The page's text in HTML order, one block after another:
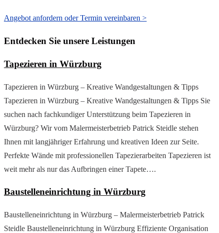
Angebot anfordern oder Termin vereinbaren >
Entdecken Sie unsere Leistungen
Tapezieren in Würzburg
Tapezieren in Würzburg – Kreative Wandgestaltungen & Tipps
Tapezieren in Würzburg – Kreative Wandgestaltungen & Tipps Sie
suchen nach fachkundiger Unterstützung beim Tapezieren in
Würzburg? Wir vom Malermeisterbetrieb Patrick Steidle stehen
Ihnen mit langjähriger Erfahrung und kreativen Ideen zur Seite.
Perfekte Wände mit professionellen Tapezierarbeiten Tapezieren ist
weit mehr als nur das Aufbringen einer Tapete….
Baustelleneinrichtung in Würzburg
Baustelleneinrichtung in Würzburg – Malermeisterbetrieb Patrick
Steidle Baustelleneinrichtung in Würzburg Effiziente Organisation